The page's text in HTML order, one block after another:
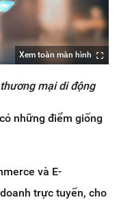
Xem toàn màn hình
mại di động
những điểm giống
và E-
trực tuyến, cho